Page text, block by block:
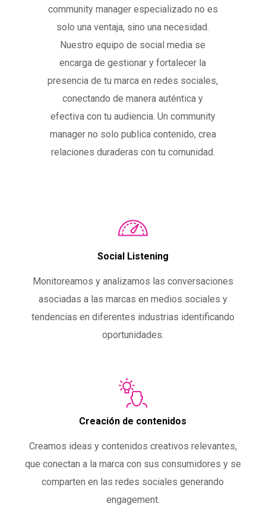
community manager especializado no es
solo una ventaja, sino una necesidad.
Nuestro equipo de social media se
encarga de gestionar y fortalecer la
presencia de tu marca en redes sociales,
conectando de manera auténtica y
efectiva con tu audiencia. Un community
manager no solo publica contenido, crea
relaciones duraderas con tu comunidad.
Social Listening
Monitoreamos y analizamos las conversaciones
asociadas a las marcas en medios sociales y
tendencias en diferentes industrias identificando
oportunidades.
Creación de contenidos
Creamos ideas y contenidos creativos relevantes,
que conectan a la marca con sus consumidores y se
comparten en las redes sociales generando
engagement.